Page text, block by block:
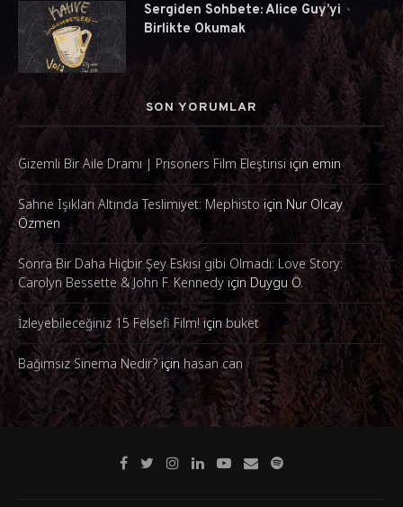
Sergiden Sohbete: Alice Guy’yi
Birlikte Okumak
SON YORUMLAR
Gizemli Bir Aile Dramı | Prisoners Film Eleştirisi için emin
Sahne Işıkları Altında Teslimiyet: Mephisto için Nur Olcay
Özmen
Sonra Bir Daha Hiçbir Şey Eskisi gibi Olmadı: Love Story:
Carolyn Bessette & John F. Kennedy için Duygu Ö.
İzleyebileceğiniz 15 Felsefi Film!içinbuket
Bağımsız Sinema Nedir?için hasan can